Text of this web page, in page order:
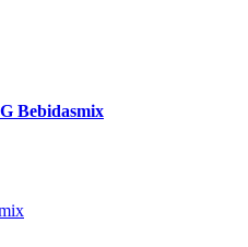
Bebidasmix